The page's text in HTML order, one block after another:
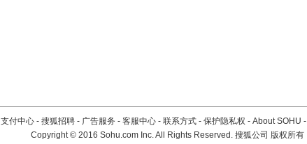
支付中心 - 搜狐招聘 - 广告服务 - 客服中心 - 联系方式 - 保护隐私权 - About SOHU -
Copyright©2016 Sohu.com Inc. All Rights Reserved. 搜狐公司 版权所有